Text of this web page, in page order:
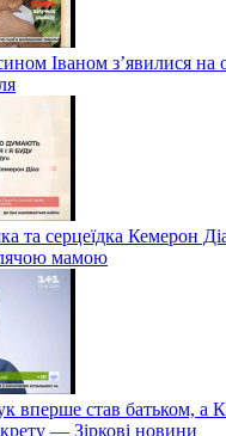
Іваном з’явилися на
та серцеїдка Кемерон
мамою
вперше став батьком, а
— Зіркові новини